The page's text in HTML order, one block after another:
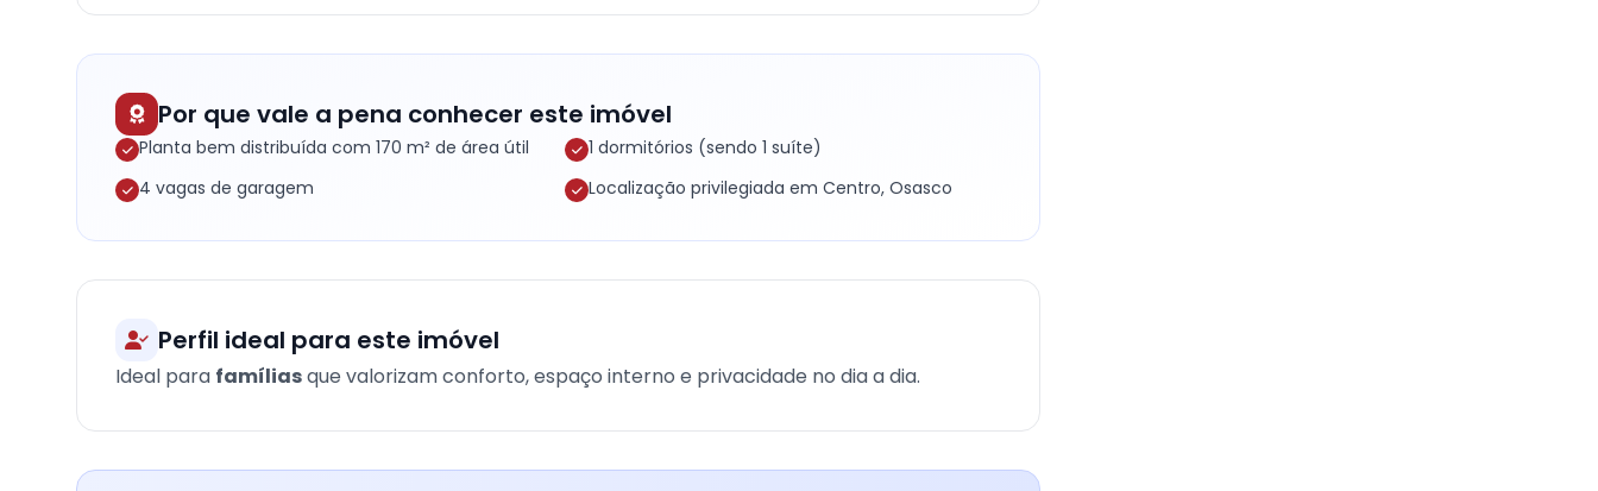
Por que vale a pena conhecer este imóvel
Planta bem distribuída com 170 m² de área útil
1 dormitórios (sendo 1 suíte)
4 vagas de garagem
Localização privilegiada em Centro, Osasco
Perfil ideal para este imóvel
Ideal para famíliasque valorizam conforto, espaço interno e privacidade no dia a dia.